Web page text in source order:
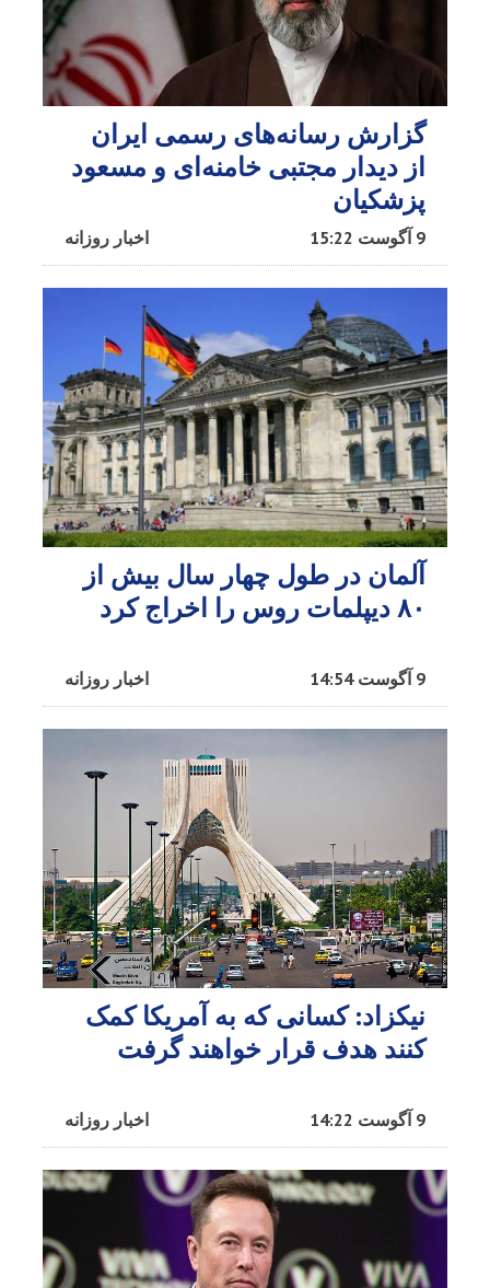
گزارش رسانه‌های رسمی ایران
از دیدار مجتبی خامنه‌ای و مسعود
پزشکیان
اخبار روزانه 9 آگوست 15:22
آلمان در طول چهار سال بیش از
۸۰ دیپلمات روس را اخراج کرد
اخبار روزانه 9 آگوست 14:54
نیکزاد: کسانی که به آمریکا کمک
کنند هدف قرار خواهند گرفت
اخبار روزانه 9 آگوست 14:22